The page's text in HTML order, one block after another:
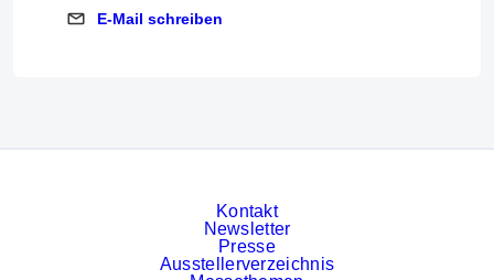
E-Mail schreiben
E-Mail schreiben
Kontakt
Newsletter
Presse
Ausstellerverzeichnis